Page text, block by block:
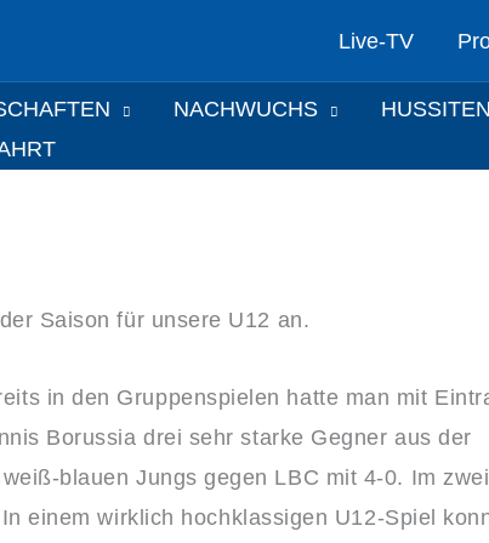
Live-TV
NACHWUCHS
Saison für unsere U12 an.
in den Gruppenspielen hatte man mit
Borussia drei sehr starke Gegner aus der
blauen Jungs gegen LBC mit 4-0. Im
In einemwirklich hochklassigen U12-Spiel